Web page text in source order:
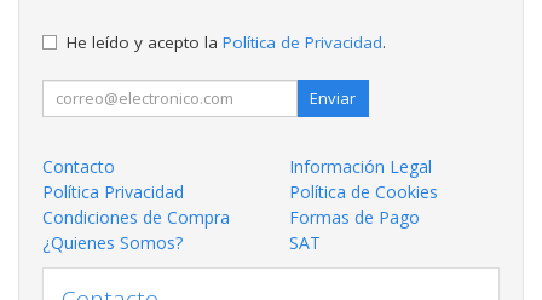
He leído y acepto la Política de Privacidad.
Enviar
Contacto
Información Legal
Política Privacidad
Política de Cookies
Condiciones de Compra
Formas de Pago
¿Quienes Somos?
SAT